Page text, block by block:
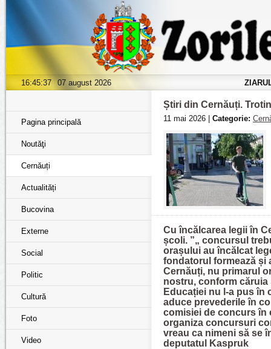
16:45:39 07 august 2026
Pagina principală
Noutăţi
Cernăuți
Actualități
Bucovina
Externe
Social
Politic
Cultură
Foto
Video
Știri din Cernăuți.
11 mai 2026 | Categorie:
Cu încălcarea legii în
școli. ”„ concursul
orașului au încălcat
fondatorul formează și
Cernăuți, nu primarul
nostru, conform căruia
Educației nu l-a pus în
aduce prevederile în
comisiei de concurs în
organiza concursuri
vreau ca nimeni să se
deputatul Kaspruk